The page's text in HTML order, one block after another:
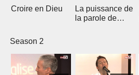
Croire en Dieu
La puissance de
la parole de
Season 2